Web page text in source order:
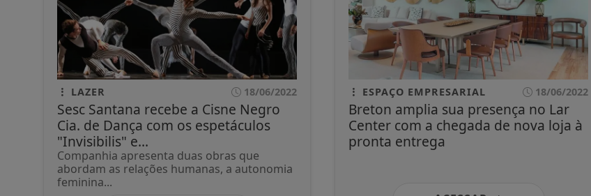
LAZER 18/06/2022
Sesc Santana recebe a Cisne Negro
Cia. de Dança com os espetáculos
"Invisibilis" e...
Companhia apresenta duas obras que
abordam as relações humanas, a autonomia
feminina...
ESPAÇO EMPRESARIAL 18/06/2022
Breton amplia sua presença no Lar
Center com a chegada de nova loja à
pronta entrega